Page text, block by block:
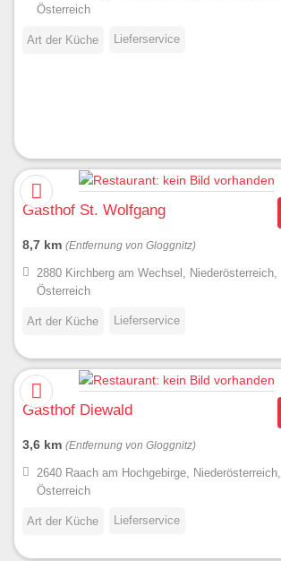
Österreich
Art der Küche Lieferservice
Gasthof St. Wolfgang
8,7 km (Entfernung von Gloggnitz)
2880 Kirchberg am Wechsel, Niederösterreich,
Österreich
Art der Küche Lieferservice
Gasthof Diewald
3,6 km (Entfernung von Gloggnitz)
2640 Raach am Hochgebirge, Niederösterreich,
Österreich
Art der Küche Lieferservice